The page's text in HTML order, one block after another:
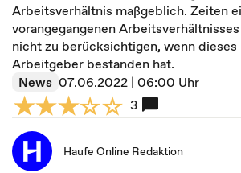
Arbeitsverhältnis maßgeblich. Zeiten
vorangegangenen
nicht zu berücksichtigen, wenn
Arbeitgeber bestanden hat.
News 07.06.2022 | 06:00 Uhr
3
Haufe Online Redaktion